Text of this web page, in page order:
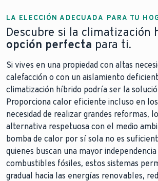
LA ELECCIÓN ADECUADA PARA TU
Descubre si la climatización
opción perfecta para ti.
Si vives en una propiedad con altas
calefacción o con un aislamiento
climatización híbrido podría ser la
Proporciona calor eficiente incluso en
necesidad de realizar grandes reformas,
alternativa respetuosa con el medio
bomba de calor por sí sola no es
quienes buscan una mayor
combustibles fósiles, estos sistemas
gradual hacia las energías renovables,